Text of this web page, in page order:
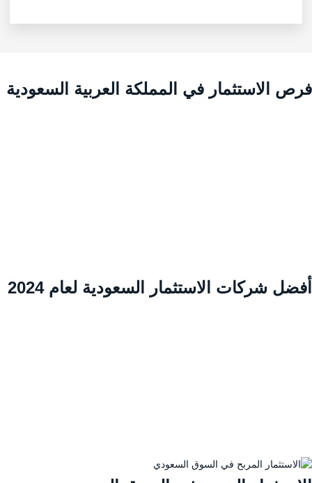
الاستثمار في المملكة العربية السعودية
شركات الاستثمار السعودية لعام 2024